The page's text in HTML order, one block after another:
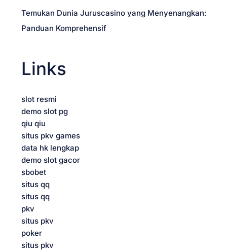
Temukan Dunia Juruscasino yang Menyenangkan:
Panduan Komprehensif
Links
slot resmi
demo slot pg
qiu qiu
situs pkv games
data hk lengkap
demo slot gacor
sbobet
situs qq
situs qq
pkv
situs pkv
poker
situs pkv